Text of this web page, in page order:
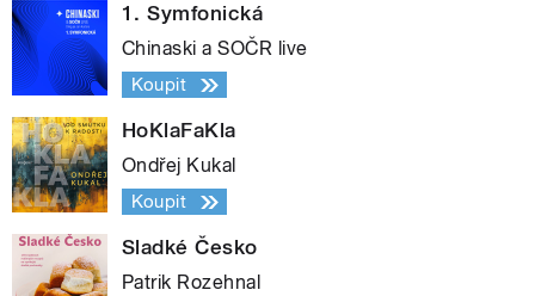
1. Symfonická
Chinaski a SOČR live
Koupit
HoKlaFaKla
Ondřej Kukal
Koupit
Sladké Česko
Patrik Rozehnal